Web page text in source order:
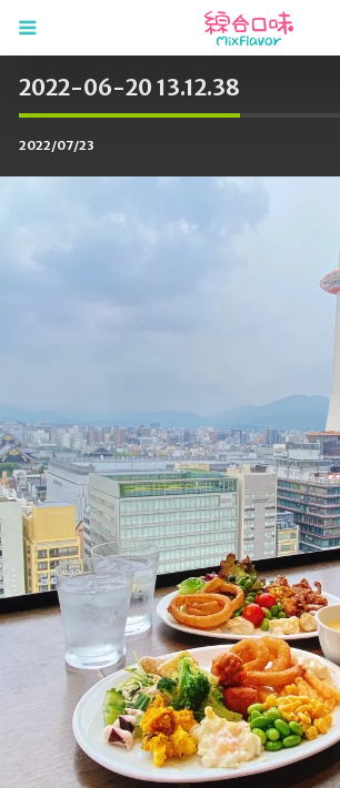
2022-06-20 13.12.38
2022/07/23